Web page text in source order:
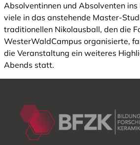
Absolventinnen und Absolventen ins
viele in das anstehende Master-
traditionellen Nikolausball, den die
WesterWaldCampus organisierte,
die Veranstaltung ein weiteres
Abends statt.